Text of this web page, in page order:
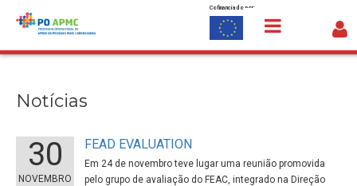
Saltar para o conteúdo
Cofinanciado por:
Notícias
30
NOVEMBRO
FEAD EVALUATION
Em 24 de novembro teve lugar uma reunião promovida
pelo grupo de avaliação do FEAC, integrado na Direção